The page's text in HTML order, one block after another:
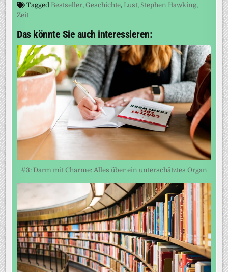
Tagged Bestseller,Geschichte, Lust, Stephen Hawking,
Zeit
Das könnte Sie auch interessieren:
#3: Darm mit Charme: Alles über ein unterschätztes Organ